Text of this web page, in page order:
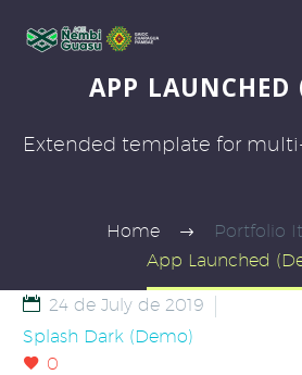
APP
Extended template for
Home
Portfolio
App Launched
24 de July de 2019
Splash Dark (Demo)
0